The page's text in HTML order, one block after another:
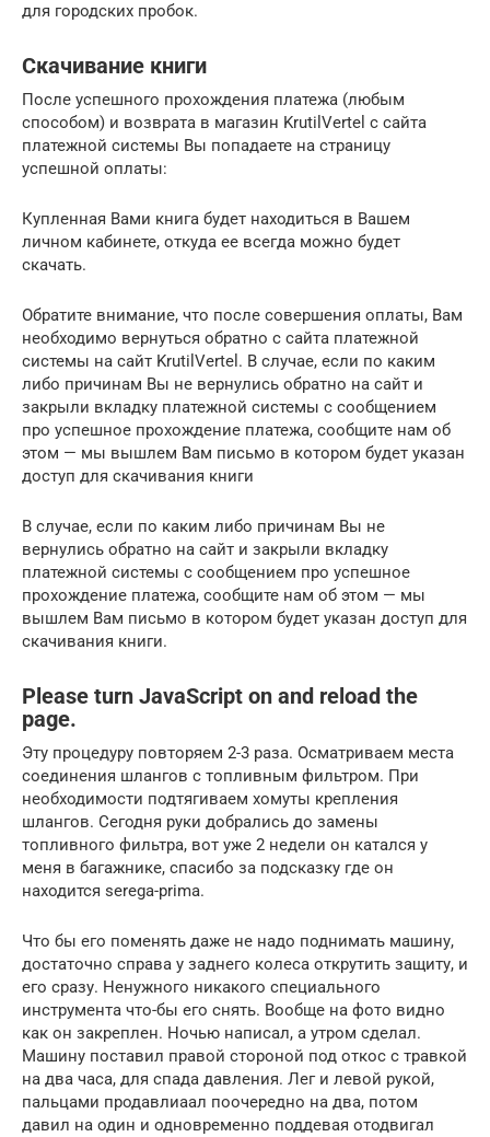
для городских пробок.
Скачивание книги
После успешного прохождения платежа (любым
способом) и возврата в магазин KrutilVertel с сайта
платежной системы Вы попадаете на страницу
успешной оплаты:
Купленная Вами книга будет находиться в Вашем
личном кабинете, откуда ее всегда можно будет
скачать.
Обратите внимание, что после совершения оплаты, Вам
необходимо вернуться обратно с сайта платежной
системы на сайт KrutilVertel. В случае, если по каким
либо причинам Вы не вернулись обратно на сайт и
закрыли вкладку платежной системы с сообщением
про успешное прохождение платежа, сообщите нам об
этом — мы вышлем Вам письмо в котором будет указан
доступ для скачивания книги
В случае, если по каким либо причинам Вы не
вернулись обратно на сайт и закрыли вкладку
платежной системы с сообщением про успешное
прохождение платежа, сообщите нам об этом — мы
вышлем Вам письмо в котором будет указан доступ для
скачивания книги.
Please turn JavaScript on and reload the
page.
Эту процедуру повторяем 2-3 раза. Осматриваем места
соединения шлангов с топливным фильтром. При
необходимости подтягиваем хомуты крепления
шлангов. Сегодня руки добрались до замены
топливного фильтра, вот уже 2 недели он катался у
меня в багажнике, спасибо за подсказку где он
находится serega-prima.
Что бы его поменять даже не надо поднимать машину,
достаточно справа у заднего колеса открутить защиту, и
его сразу. Ненужного никакого специального
инструмента что-бы его снять. Вообще на фото видно
как он закреплен. Ночью написал, а утром сделал.
Машину поставил правой стороной под откос с травкой
на два часа, для спада давления. Лег и левой рукой,
пальцами продавлиаал поочередно на два, потом
давил на один и одновременно поддевая отодвигал